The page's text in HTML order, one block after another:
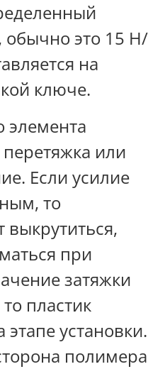
обычно это 15 Н/
на
ключе.
элемента
или
Если усилие
то
при
затяжки
пластик
установки.
полимера